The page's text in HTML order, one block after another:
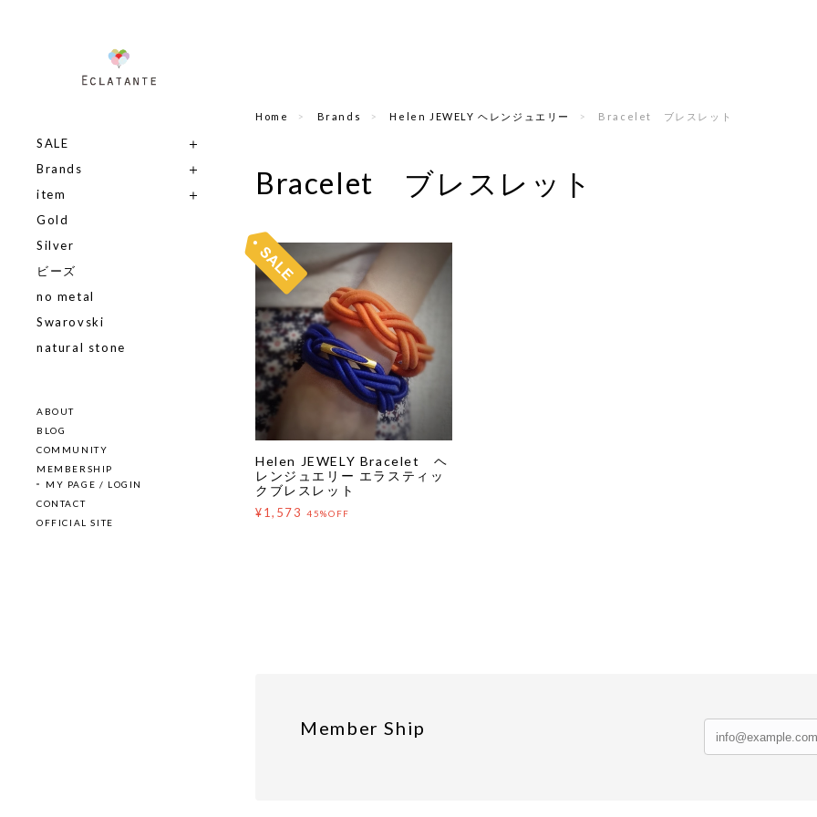
SALE
Brands
item
Gold
Silver
ビーズ
no metal
Swarovski
natural stone
ABOUT
BLOG
COMMUNITY
MEMBERSHIP
MY PAGE / LOGIN
CONTACT
OFFICIAL SITE
Home Brands Helen JEWELY ヘレンジュエリー Bracelet ブレスレット
Bracelet ブレスレット
Helen JEWELY Bracelet ヘ
レンジュエリー エラスティッ
クブレスレット
¥1,573 45%OFF
Member Ship